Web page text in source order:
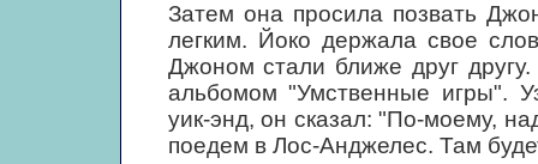
Затем она просила позвать
легким. Йоко держала свое
Джоном стали ближе друг
альбомом "Умственные игры".
уик-энд, он сказал: "По-моему,
поедем в Лос-Анджелес. Там